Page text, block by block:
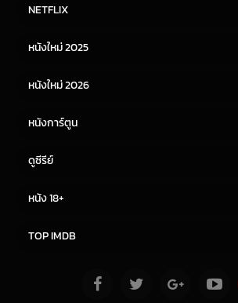
หนังจีน
NETFLIX
หนังใหม่ 2025
หนังใหม่ 2026
หนังการ์ตูน
ดูซีรีย์
หนัง 18+
TOP IMDB